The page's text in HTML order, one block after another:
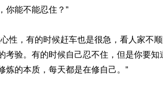
你能不能忍住？”
性，有的时候赶车也是很急，看人家不
考验。有的时候自己忍不住，但是你要知
炼的本质，每天都是在修自己。”